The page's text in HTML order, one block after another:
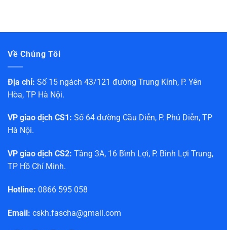
Về Chúng Tôi
Địa chỉ: Số 15 ngách 43/121 đường Trung Kính, P. Yên
Hòa, TP Hà Nội.
VP giao dịch CS1: Số 64 đường Cầu Diễn, P. Phú Diễn, TP
Hà Nội.
VP giao dịch CS2: Tầng 3A, 16 Bình Lợi, P. Bình Lợi Trung,
TP Hồ Chí Minh.
Hotline: 0866 595 058
Email: cskh.fascha@gmail.com